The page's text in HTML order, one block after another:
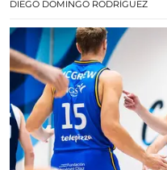
DIEGO DOMINGO RODRÍGUEZ